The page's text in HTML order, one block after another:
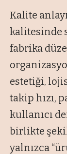
Kalite
kalitesinde
fabrika
estetiği,
takip hızı,
kullanıcı
birlikte
yalnızca